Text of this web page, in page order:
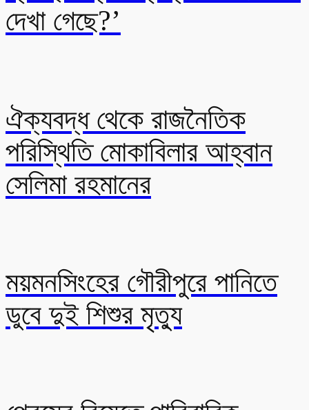
দেখা গেছে?’
ঐক্যবদ্ধ থেকে রাজনৈতিক
পরিস্থিতি মোকাবিলার আহ্বান
সেলিমা রহমানের
ময়মনসিংহের গৌরীপুরে পানিতে
ডুবে দুই শিশুর মৃত্যু